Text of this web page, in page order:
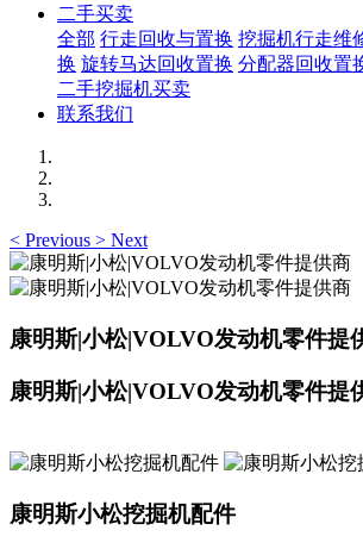
二手买卖
全部 行走回收与置换 挖掘机行走维
换 旋转马达回收置换 分配器回收置
二手挖掘机买卖
联系我们
< Previous > Next
康明斯|小松|VOLVO发动机零件提
康明斯|小松|VOLVO发动机零件提
康明斯小松挖掘机配件